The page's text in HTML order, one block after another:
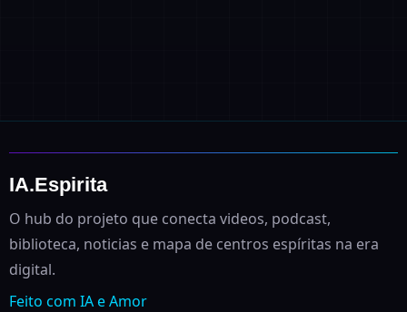
IA.Espirita
O hub do projeto que conecta videos, podcast,
biblioteca, noticias e mapa de centros espíritas na era
digital.
Feito com IA e Amor